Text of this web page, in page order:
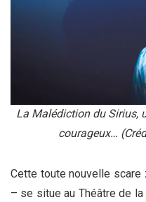
La Malédiction du Sirius,
courageux…
Cette toute nouvelle
– se situe au Théâtre de